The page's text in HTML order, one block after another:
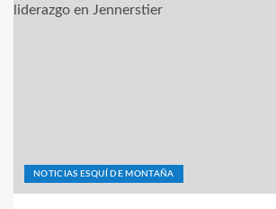
NOTICIAS ESQUÍ DE MONTAÑA